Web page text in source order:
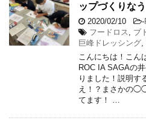
ップづくりなう
2020/02/10 -
フードロス
ブ
巨峰ドレッシング
こんにちは！こん
ROC IA SAGAの
りました！説明す
え！？まさかの
てます！ …